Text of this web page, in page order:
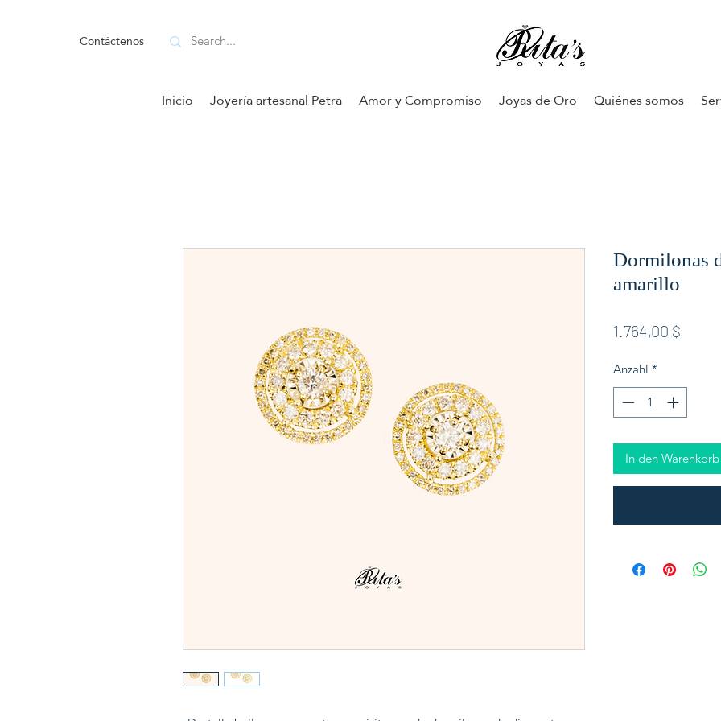
Contáctenos
Inicio Joyería artesanal Petra Amor y Compromiso Joyas de Oro Quiénes somos
Dormilonas
amarillo
1.764,00 $
Anzahl *
In den Warenkorb